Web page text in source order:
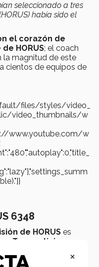
seleccionado a tres
había sido el
el corazón de
HORUS; el coach
la magnitud de este
cientos de equipos de
files/styles/video_
video_thumbnails/w
www.youtube.com/w
6348
de HORUS es
participe
tipo de actividades,
×